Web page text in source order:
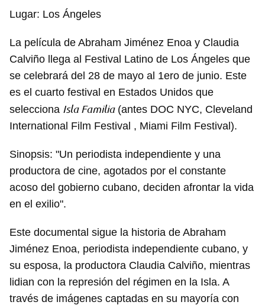
Lugar: Los Ángeles
La película de Abraham Jiménez Enoa y Claudia
Calviño llega al Festival Latino de Los Ángeles que
se celebrará del 28 de mayo al 1ero de junio. Este
es el cuarto festival en Estados Unidos que
selecciona Isla Familia(antes DOC NYC, Cleveland
International Film Festival , Miami Film Festival).
Sinopsis: "Un periodista independiente y una
productora de cine, agotados por el constante
acoso del gobierno cubano, deciden afrontar la vida
en el exilio".
Este documental sigue la historia de Abraham
Jiménez Enoa, periodista independiente cubano, y
su esposa, la productora Claudia Calviño, mientras
lidian con la represión del régimen en la Isla. A
través de imágenes captadas en su mayoría con